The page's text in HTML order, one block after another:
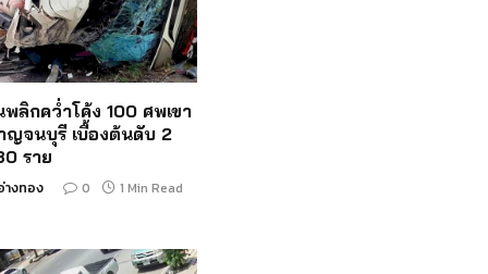
ลิกคว่ำโค้ง 100 ศพเขา
ญจนบุรี เบื้องต้นดับ 2
ราย
างทอง 0 1 Min Read